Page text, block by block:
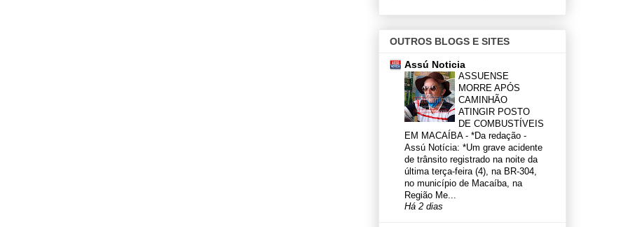
OUTROS BLOGS E SITES
Assú Noticia
ASSUENSE
MORRE APÓS
CAMINHÃO
ATINGIR POSTO
DE COMBUSTÍVEIS
EM MACAÍBA - *Da redação -
Assú Notícia: *Um grave acidente
de trânsito registrado na noite da
última terça-feira (4), na BR-304,
no município de Macaíba, na
Região Me...
Há 2 dias